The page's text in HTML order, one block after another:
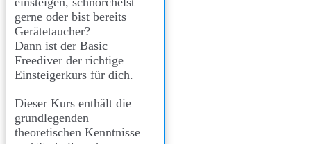
gerne oder bist bereits
Gerätetaucher?
Dann ist der Basic
Freediver der richtige
Einsteigerkurs für dich.
Dieser Kurs enthält die
grundlegenden
theoretischen Kenntnisse